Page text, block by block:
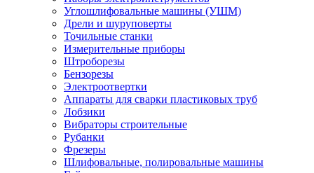
Углошлифовальные машины (УШМ)
Дрели и шуруповерты
Точильные станки
Измерительные приборы
Штроборезы
Бензорезы
Электроотвертки
Аппараты для сварки пластиковых труб
Лобзики
Вибраторы строительные
Рубанки
Фрезеры
Шлифовальные, полировальные машины